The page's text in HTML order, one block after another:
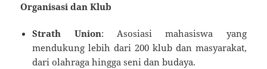
Organisasi dan Klub
Strath Union: Asosiasi mahasiswa yang
mendukung lebih dari 200 klub dan masyarakat,
dari olahraga hingga seni dan budaya.